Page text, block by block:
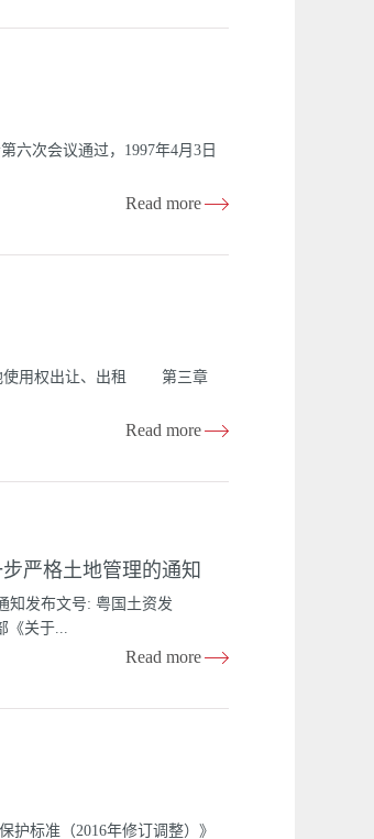
成交价格。 第三条 凡在本省
本规定。 第四条 各级土地管
次会议通过，1997年4月3日
承担。第六条房地产管理部门
产权转移登记。第八条房地产
章 房地产转让 第十条以划拨方
Read more
使用权出让、出租 第三章
政策及当地土地利用总体规
计划的农用地转用指标。 第
划、城市规划或村庄、集镇
Read more
严格土地管理的通知
知发布文号: 粤国土资发
《关于...
Read more
标准（2016年修订调整）》